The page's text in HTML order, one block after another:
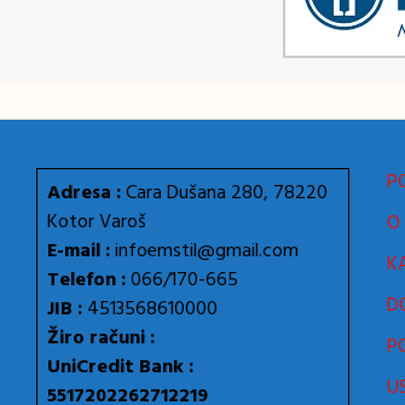
Adresa :Cara Dušana 280, 78220
Kotor Varoš
E-mail :infoemstil@gmail.com
Telefon :066/170-665
JIB :4513568610000
Žiro računi :
UniCredit Bank :
5517202262712219